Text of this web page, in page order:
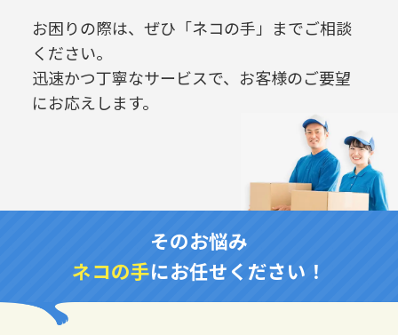
お困りの際は、ぜひ「ネコの手」までご相談
ください。
迅速かつ丁寧なサービスで、お客様のご要望
にお応えします。
そのお悩み
ネコの手にお任せください！